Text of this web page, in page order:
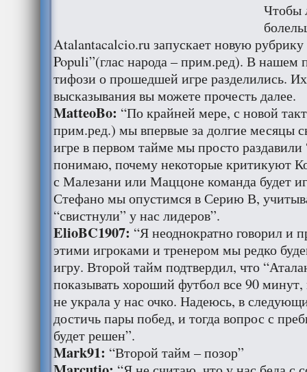
Чтобы
Atalantacalcio.ru запускает новую
Populi”(глас народа – прим.ред). В нашем
тифози о прошедшей игре разделились.
высказывания вы можете прочесть далее.
MatteoBo: “По крайней мере, с новой
прим.ред.) мы впервые за долгие месяцы
игре в первом тайме мы просто
понимаю, почему некоторые критикуют
с Малезани или Маццоне команда будет
Стефано мы опустимся в Серию В,
“свистнули” у нас лидеров”.
ElioBC1907: “Я неоднократно говорил и
этими игроками и тренером мы редко
игру. Второй тайм подтвердил, что
показывать хороший футбол все 90 минут,
не украла у нас очко. Надеюсь, в
достичь пары побед, и тогда вопрос с
будет решен”.
Mark91: “Второй тайм – позор”